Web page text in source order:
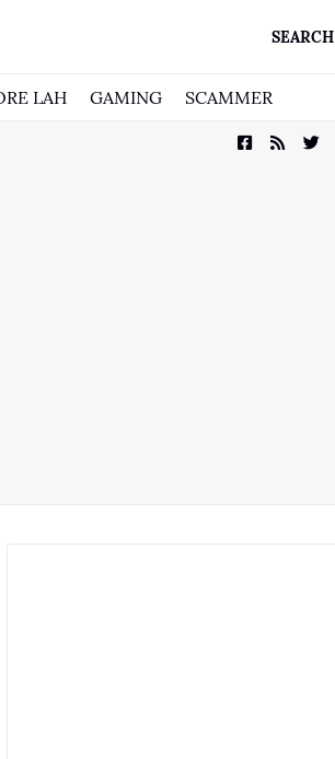
SEARCH
LAH GAMING SCAMMER